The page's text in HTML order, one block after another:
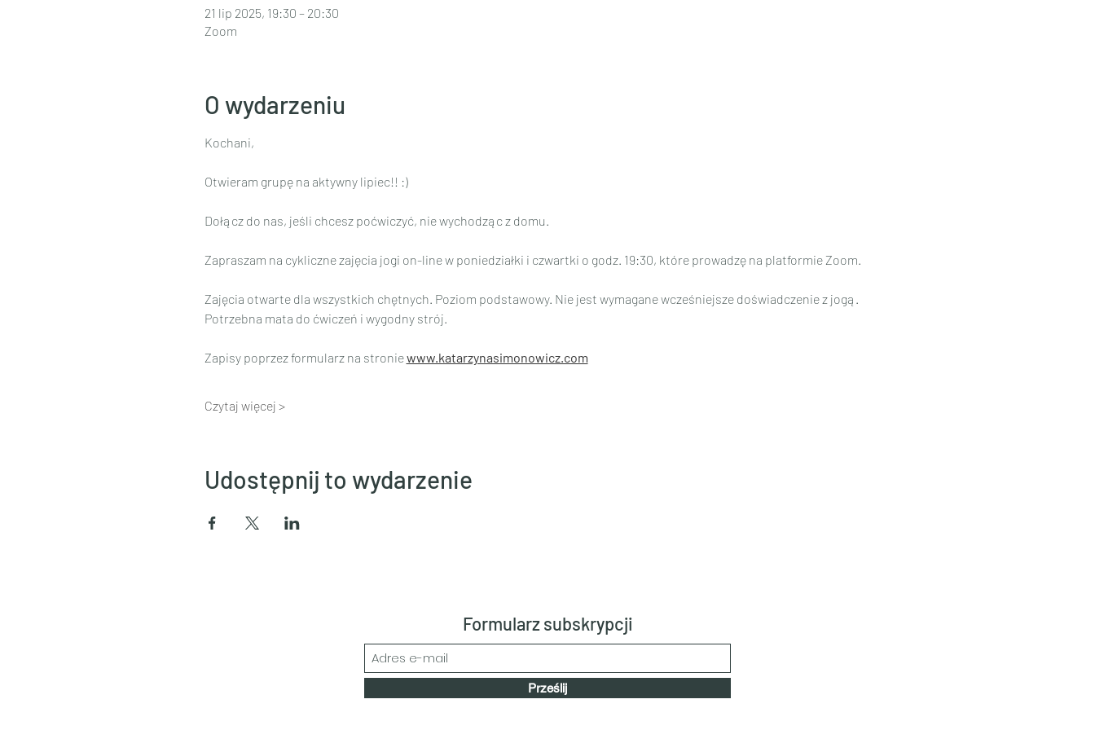
21 lip 2025, 19:30 – 20:30
Zoom
O wydarzeniu
Kochani,
Otwieram grupę na aktywny lipiec!! :)
Dołącz do nas, jeśli chcesz poćwiczyć, nie wychodząc z domu.
Zapraszam na cykliczne zajęcia jogi on-line w poniedziałki i czwartki o godz. 19:30, które prowadzę na platformie Zoom.
Zajęcia otwarte dla wszystkich chętnych. Poziom podstawowy. Nie jest wymagane wcześniejsze doświadczenie z jogą.
Potrzebna mata do ćwiczeń i wygodny strój.
Zapisy poprzez formularz na stronie www.katarzynasimonowicz.com
Czytaj więcej >
Udostępnij to wydarzenie
Formularz subskrypcji
Prześlij